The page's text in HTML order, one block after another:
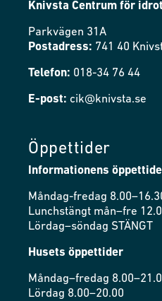
Knivsta Centrum för
Parkvägen 31A
Postadress: 741 40
Telefon: 018-34 76 44
E-post: cik@knivsta.se
Öppettider
Informationens
Måndag-fredag
Lunchstängt mån–fre
Lördag–söndag STÄNGT
Husets öppettider
Måndag–fredag
Lördag 8.00–20.00